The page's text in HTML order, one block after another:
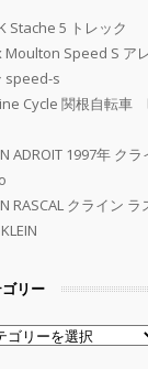
Stache 5 トレック
Moulton Speed S ア
speed-s
Cycle 関根自転車
ADROIT 1997年 ク
RASCAL クライン ラ
リー